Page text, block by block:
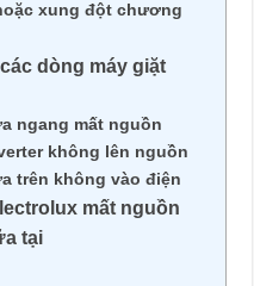
xung đột chương
dòng máy giặt
ngang mất nguồn
không lên nguồn
trên không vào điện
mất nguồn
tại